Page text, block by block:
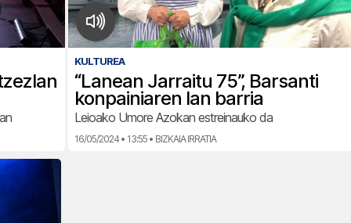
KULTUREA
“Lanean Jarraitu 75”, Barsanti
konpainiaren lan barria
Leioako Umore Azokan estreinauko da
16/05/2024 • 13:55 • BIZKAIA IRRATIA